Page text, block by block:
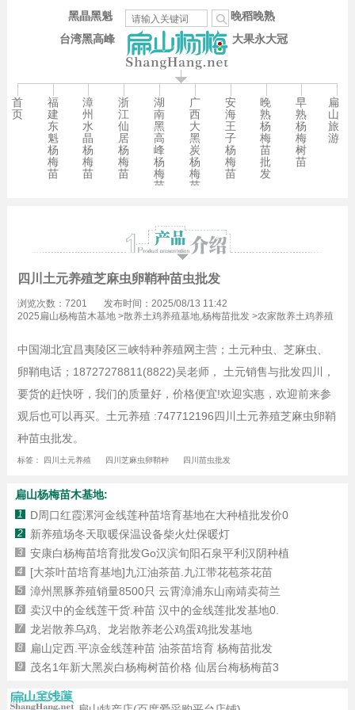
台湾黑高峰
晚稻晚熟
大果永大冠
黑晶黑魁
首
页
福
建
东
魁
杨
梅
苗
漳
州
水
晶
杨
梅
苗
浙
江
仙
居
杨
梅
苗
湖
南
黑
高
峰
杨
梅
苗
广
西
大
黑
炭
杨
梅
苗
安
海
王
子
杨
梅
苗
晚
熟
杨
梅
苗
批
发
早
熟
杨
梅
树
苗
扁
山
旅
游
四川土元养殖芝麻虫卵鞘种苗虫批发
浏览次数：7201
发布时间：2025/08/13 11:42
2025扁山杨梅苗木基地>散养土鸡养殖基地,杨梅苗批发>农家散养土鸡养殖
中国湖北宜昌夷陵区三峡特种养殖网主营；土元种虫、芝麻虫、
卵鞘电话；18727278811(8822)吴老师， 土元销售与批发四川，
要货的赶快呀，我们的质量好，价格便宜!欢迎实惠，欢迎前来参
观后也可以再买。土元养殖 :747712196四川土元养殖芝麻虫卵鞘
种苗虫批发。
标签： 四川土元养殖 四川芝麻虫卵鞘种 四川苗虫批发
扁山杨梅苗木基地:
1 D周口红霞漯河金线莲种苗培育基地在大种植批发价0
2 新养殖场冬天取暖保温设备柴火灶保暖灯
3 安康白杨梅苗培育批发Go汉滨旬阳石泉平利汉阴种植
4 [大茶叶苗培育基地]九江油茶苗.九江带花苞茶花苗
5 漳州黑豚养殖销量8500只 云霄漳浦东山南靖卖荷兰
6 卖汉中的金线莲干货.种苗 汉中的金线莲批发基地0.
7 龙岩散养乌鸡、龙岩散养老公鸡蛋鸡批发基地
8 扁山定西.平凉金线莲种苗 油茶苗培育 杨梅苗批发
9 茂名1年新大黑炭白杨梅树苗价格 仙居台梅杨梅苗3